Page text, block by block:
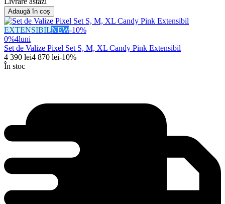
Adaugă în coș
EXTENSIBILNEW-10%
0%4luni
Set de Valize Pixel Set S, M, XL Candy Pink Extensibil
4 390 lei4 870 lei-10%
În stoc